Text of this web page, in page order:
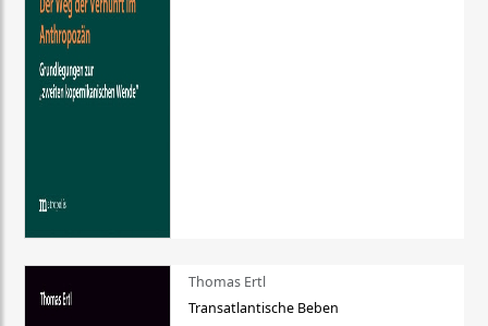
Thomas Ertl
Transatlantische Beben